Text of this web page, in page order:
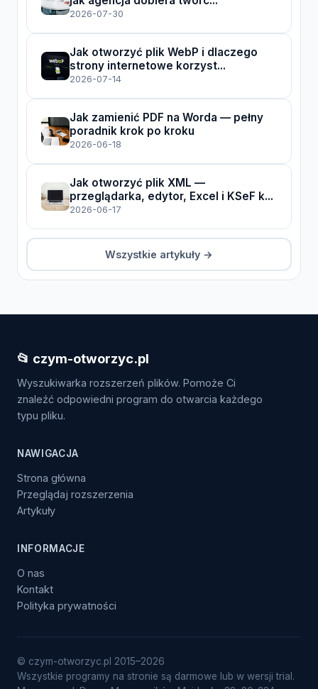
2026-07-30
Jak otworzyć plik WebP i dlaczego
strony internetowe korzyst...
2026-07-14
Jak zamienić PDF na Worda — pełny
poradnik krok po kroku
2026-06-18
Jak otworzyć plik XML —
przeglądarka, edytor, Excel i KSeF k...
2026-06-17
Wszystkie artykuły →
📂 czym-otworzyc.pl
Wyszukiwarka rozszerzeń plików. Pomoże Ci
znaleźć odpowiedni program do otwarcia każdego
typu pliku.
NAWIGACJA
Strona główna
Przeglądaj rozszerzenia
Artykuły
INFORMACJE
O nas
Kontakt
Polityka prywatności
© czym-otworzyc.pl 2015–2026
Wszystkie programy na stronie są darmowe lub w wersji trial.